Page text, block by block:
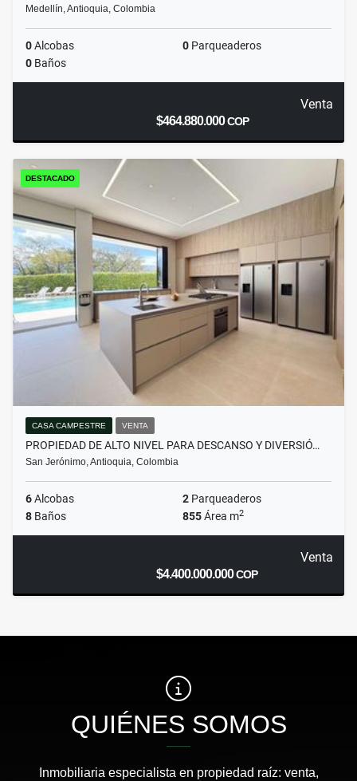
Medellín, Antioquia, Colombia
0Alcobas 0 Parqueaderos
0 Baños
Venta
$464.880.000COP
DESTACADO
CASA CAMPESTRE VENTA
PROPIEDAD DE ALTO NIVEL PARA DESCANSO Y DIVERSIÓ…
San Jerónimo, Antioquia, Colombia
6Alcobas 2 Parqueaderos
8 Baños 855Área m2
Venta
$4.400.000.000COP
QUIÉNES SOMOS
Inmobiliaria especialista en propiedad raíz: venta,